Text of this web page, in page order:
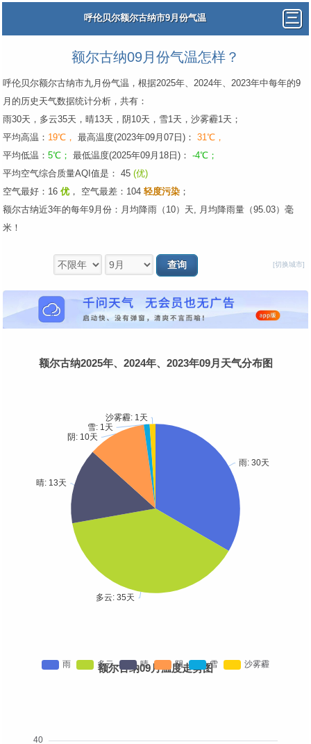
呼伦贝尔额尔古纳市9月份气温
额尔古纳09月份气温怎样？
呼伦贝尔额尔古纳市九月份气温，根据2025年、2024年、2023年中每年的9
月的历史天气数据统计分析，共有：
雨30天，多云35天，晴13天，阴10天，雪1天，沙雾霾1天；
平均高温： 19℃， 最高温度(2023年09月07日)： 31℃，
平均低温： 5℃； 最低温度(2025年09月18日)： -4℃；
平均空气综合质量AQI值是： 45 (优)
空气最好：16 优 ， 空气最差：104 轻度污染 ；
额尔古纳近3年的每年9月份：月均降雨（10）天, 月均降雨量（95.03）毫
米！
[切换城市]
额尔古纳2025年、2024年、2023年09月天气分布图
额尔古纳09月温度走势图